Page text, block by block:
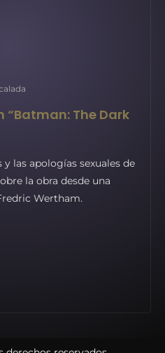
“Batman: The Dark
las apologías sexuales de
la obra desde una
Wertham.